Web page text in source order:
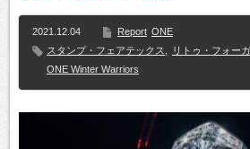
2021.12.04 Report ONE
スタンプ・フェアテックス
リトゥ・フォー
ONE Winter Warriors